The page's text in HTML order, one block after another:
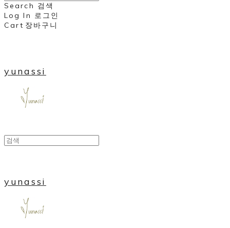
Search 검색
Log In 로그인
Cart 장바구니
yunassi
yunassi